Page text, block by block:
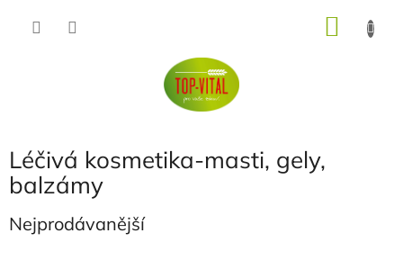
Léčivá kosmetika-masti, gely,
balzámy
Nejprodávanější